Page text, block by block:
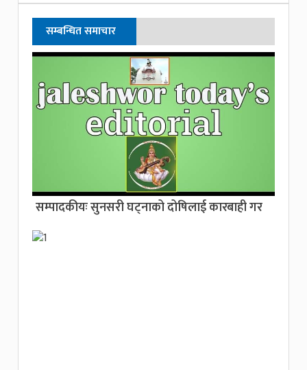
सम्बन्धित समाचार
सम्पादकीयः सुनसरी घट्नाको दोषिलाई कारबाही गर